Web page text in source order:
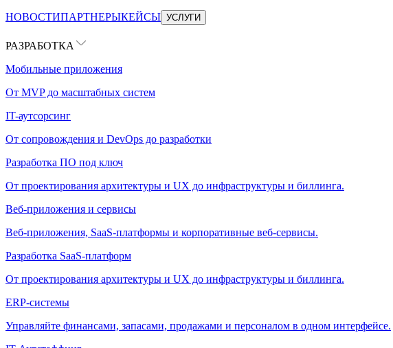
НОВОСТИПАРТНЕРЫКЕЙСЫ УСЛУГИ
РАЗРАБОТКА
Мобильные приложения
От MVP до масштабных систем
IT-аутсорсинг
От сопровождения и DevOps до разработки
Разработка ПО под ключ
От проектирования архитектуры и UX до инфраструктуры и биллинга.
Веб-приложения и сервисы
Веб-приложения, SaaS-платформы и корпоративные веб-сервисы.
Разработка SaaS-платформ
От проектирования архитектуры и UX до инфраструктуры и биллинга.
ERP-системы
Управляйте финансами, запасами, продажами и персоналом в одном интерфейсе.